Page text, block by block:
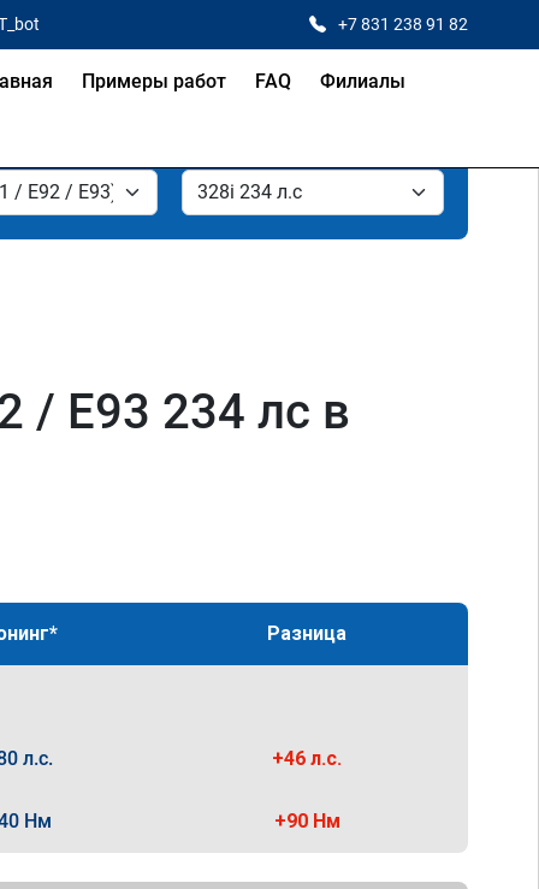
+7 831 238 91 82
Примеры работ FAQ Филиалы
/ E93 234 лс в
Разница
л.с. +46 л.с.
Нм +90 Нм